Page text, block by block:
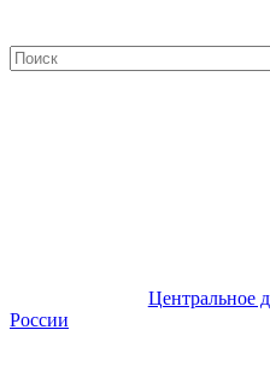
Центральное
России